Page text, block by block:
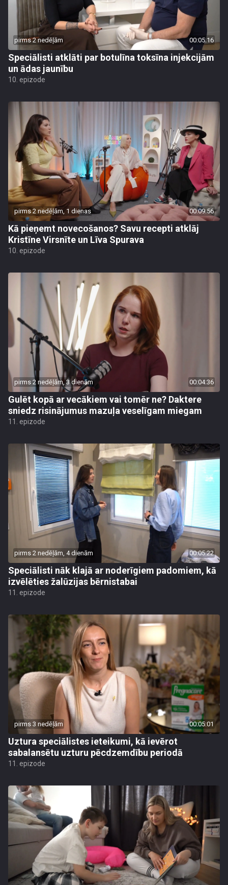
pirms 2 nedēļām 00:05:16
Speciālisti atklāti par botulīna toksīna injekcijām
un ādas jaunību
10. epizode
pirms 2 nedēļām, 1 dienas 00:09:56
Kā pieņemt novecošanos? Savu recepti atklāj
Kristīne Virsnīte un Līva Spurava
10. epizode
pirms 2 nedēļām, 3 dienām 00:04:36
Gulēt kopā ar vecākiem vai tomēr ne? Daktere
sniedz risinājumus mazuļa veselīgam miegam
11. epizode
pirms 2 nedēļām, 4 dienām 00:05:22
Speciālisti nāk klajā ar noderīgiem padomiem, kā
izvēlēties žalūzijas bērnistabai
11. epizode
pirms 3 nedēļām 00:05:01
Uztura speciālistes ieteikumi, kā ievērot
sabalansētu uzturu pēcdzemdību periodā
11. epizode